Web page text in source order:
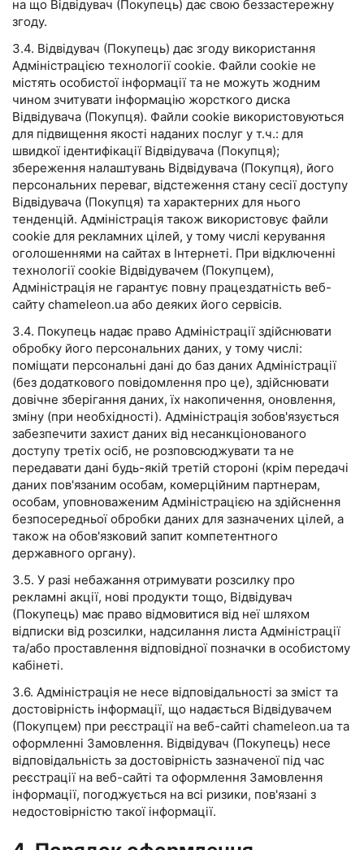
на що Відвідувач (Покупець) дає свою беззастережну
згоду.
3.4. Відвідувач (Покупець) дає згоду використання
Адміністрацією технології cookie. Файли cookie не
містять особистої інформації та не можуть жодним
чином зчитувати інформацію жорсткого диска
Відвідувача (Покупця). Файли cookie використовуються
для підвищення якості наданих послуг у т.ч.: для
швидкої ідентифікації Відвідувача (Покупця);
збереження налаштувань Відвідувача (Покупця), його
персональних переваг, відстеження стану сесії доступу
Відвідувача (Покупця) та характерних для нього
тенденцій. Адміністрація також використовує файли
cookie для рекламних цілей, у тому числі керування
оголошеннями на сайтах в Інтернеті. При відключенні
технології cookie Відвідувачем (Покупцем),
Адміністрація не гарантує повну працездатність веб-
сайту chameleon.ua або деяких його сервісів.
3.4. Покупець надає право Адміністрації здійснювати
обробку його персональних даних, у тому числі:
поміщати персональні дані до баз даних Адміністрації
(без додаткового повідомлення про це), здійснювати
довічне зберігання даних, їх накопичення, оновлення,
зміну (при необхідності). Адміністрація зобов'язується
забезпечити захист даних від несанкціонованого
доступу третіх осіб, не розповсюджувати та не
передавати дані будь-якій третій стороні (крім передачі
даних пов'язаним особам, комерційним партнерам,
особам, уповноваженим Адміністрацією на здійснення
безпосередньої обробки даних для зазначених цілей, а
також на обов'язковий запит компетентного
державного органу).
3.5. У разі небажання отримувати розсилку про
рекламні акції, нові продукти тощо, Відвідувач
(Покупець) має право відмовитися від неї шляхом
відписки від розсилки, надсилання листа Адміністрації
та/або проставлення відповідної позначки в особистому
кабінеті.
3.6. Адміністрація не несе відповідальності за зміст та
достовірність інформації, що надається Відвідувачем
(Покупцем) при реєстрації на веб-сайті chameleon.ua та
оформленні Замовлення. Відвідувач (Покупець) несе
відповідальність за достовірність зазначеної під час
реєстрації на веб-сайті та оформлення Замовлення
інформації, погоджується на всі ризики, пов'язані з
недостовірністю такої інформації.